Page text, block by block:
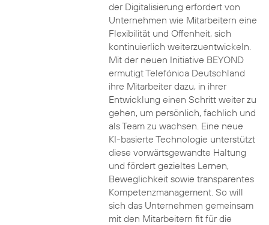
der Digitalisierung erfordert von
Unternehmen wie Mitarbeitern eine
Flexibilität und Offenheit, sich
kontinuierlich weiterzuentwickeln.
Mit der neuen Initiative BEYOND
ermutigt Telefónica Deutschland
ihre Mitarbeiter dazu, in ihrer
Entwicklung einen Schritt weiter zu
gehen, um persönlich, fachlich und
als Team zu wachsen. Eine neue
KI-basierte Technologie unterstützt
diese vorwärtsgewandte Haltung
und fördert gezieltes Lernen,
Beweglichkeit sowie transparentes
Kompetenzmanagement. So will
sich das Unternehmen gemeinsam
mit den Mitarbeitern fit für die